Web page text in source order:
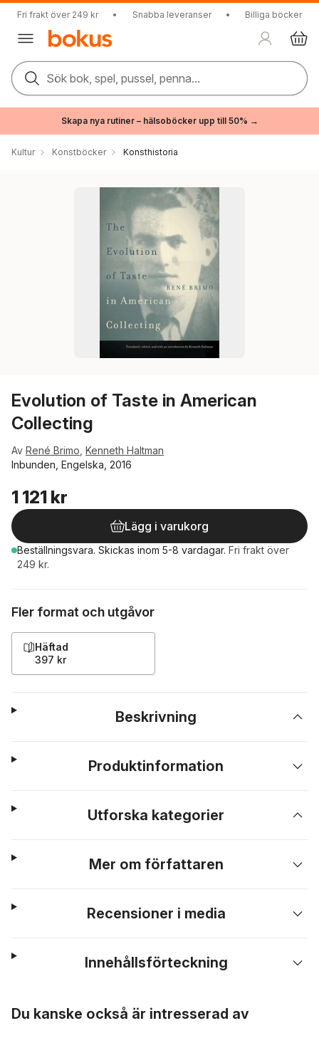
Fri frakt över 249 kr • Snabba leveranser • Billiga böcker
Sök bok, spel, pussel, penna...
Skapa nya rutiner – hälsoböcker upp till 50% →
Kultur Konstböcker Konsthistoria
Evolution of Taste in American
Collecting
Av René Brimo Kenneth Haltman
Inbunden, Engelska, 2016
1 121 kr
Lägg i varukorg
Beställningsvara. Skickas inom 5-8 vardagar. Fri frakt över
249 kr.
Fler format och utgåvor
Häftad
397 kr
Beskrivning
Produktinformation
Utforska kategorier
Mer om författaren
Recensioner i media
Innehållsförteckning
Du kanske också är intresserad av